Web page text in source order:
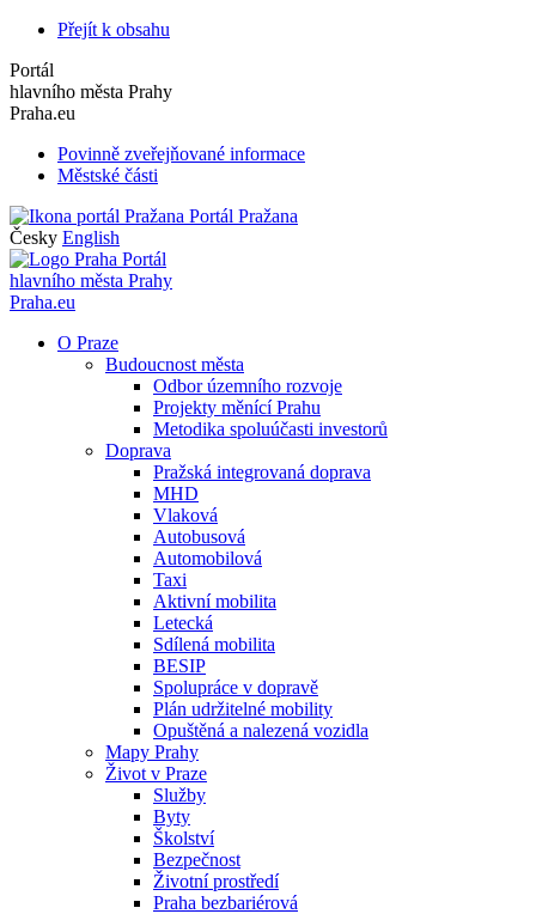
Přejít k obsahu
Portál
hlavního města Prahy
Praha.eu
Povinně zveřejňované informace
Městské části
Portál Pražana
Česky English
Portál
hlavního města Prahy
Praha.eu
O Praze
Budoucnost města
Odbor územního rozvoje
Projekty měnící Prahu
Metodika spoluúčasti investorů
Doprava
Pražská integrovaná doprava
MHD
Vlaková
Autobusová
Automobilová
Taxi
Aktivní mobilita
Letecká
Sdílená mobilita
BESIP
Spolupráce v dopravě
Plán udržitelné mobility
Opuštěná a nalezená vozidla
Mapy Prahy
Život v Praze
Služby
Byty
Školství
Bezpečnost
Životní prostředí
Praha bezbariérová